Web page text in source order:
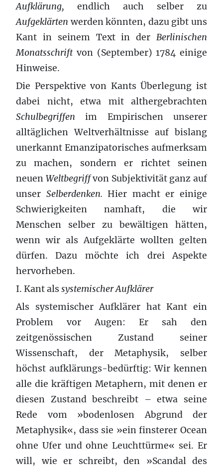
Aufklärung, endlich auch selber zu
Aufgeklärten werden könnten, dazu gibt uns
Kant in seinem Text in der Berlinischen
Monatsschriftvon (September) 1784 einige
Hinweise.
Die Perspektive von Kants Überlegung ist
dabei nicht, etwa mit althergebrachten
Schulbegriffen im Empirischen unserer
alltäglichen Weltverhältnisse auf bislang
unerkannt Emanzipatorisches aufmerksam
zu machen, sondern er richtet seinen
neuen Weltbegriffvon Subjektivität ganz auf
unser Selberdenken. Hier macht er einige
Schwierigkeiten namhaft, die wir
Menschen selber zu bewältigen hätten,
wenn wir als Aufgeklärte wollten gelten
dürfen. Dazu möchte ich drei Aspekte
hervorheben.
I. Kant als systemischer Aufklärer
Als systemischer Aufklärer hat Kant ein
Problem vor Augen: Er sah den
zeitgenössischen Zustand seiner
Wissenschaft, der Metaphysik, selber
höchst aufklärungs-bedürftig: Wir kennen
alle die kräftigen Metaphern, mit denen er
diesen Zustand beschreibt – etwa seine
Rede vom »bodenlosen Abgrund der
Metaphysik«, dass sie »ein finsterer Ocean
ohne Ufer und ohne Leuchttürme« sei. Er
will, wie er schreibt, den »Scandal des